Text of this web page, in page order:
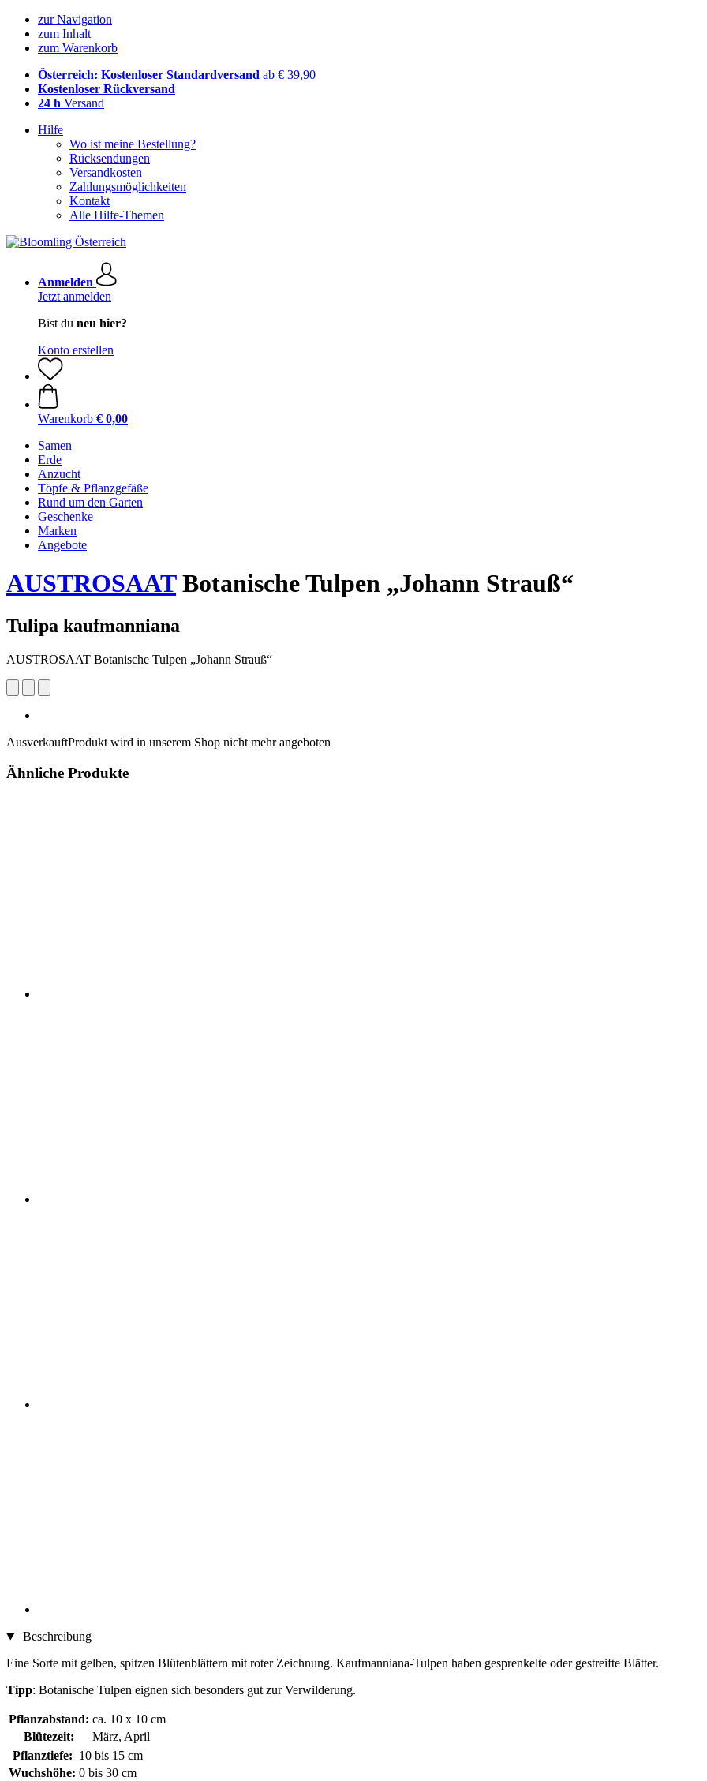
zur Navigation
zum Inhalt
zum Warenkorb
Österreich: Kostenloser Standardversand ab € 39,90
Kostenloser Rückversand
24 h Versand
Hilfe
Wo ist meine Bestellung?
Rücksendungen
Versandkosten
Zahlungsmöglichkeiten
Kontakt
Alle Hilfe-Themen
Anmelden
Jetzt anmelden
Bist du neu hier?
Konto erstellen
Warenkorb € 0,00
Samen
Erde
Anzucht
Töpfe & Pflanzgefäße
Rund um den Garten
Geschenke
Marken
Angebote
AUSTROSAATBotanische Tulpen „Johann Strauß“
Tulipa kaufmanniana
AUSTROSAAT Botanische Tulpen „Johann Strauß“
AusverkauftProdukt wird in unserem Shop nicht mehr angeboten
Ähnliche Produkte
Beschreibung
Eine Sorte mit gelben, spitzen Blütenblättern mit roter Zeichnung. Kaufmanniana-Tulpen haben gesprenkelte oder gestreifte Blätter.
Tipp: Botanische Tulpen eignen sich besonders gut zur Verwilderung.
Pflanzabstand: ca. 10 x 10 cm
Blütezeit:
März, April
Pflanztiefe: 10 bis 15 cm
Wuchshöhe: 0 bis 30 cm